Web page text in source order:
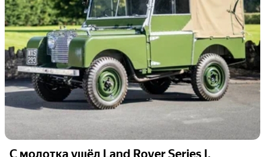
С молотка ушёл Land Rover Series I,